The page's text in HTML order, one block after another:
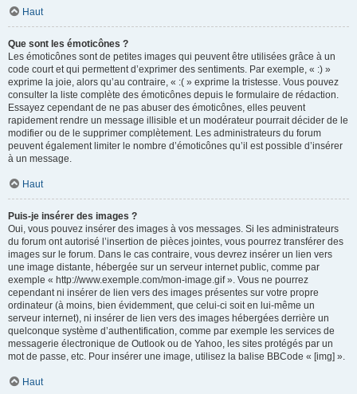
Haut
Que sont les émoticônes ?
Les émoticônes sont de petites images qui peuvent être utilisées grâce à un
code court et qui permettent d’exprimer des sentiments. Par exemple, « :) »
exprime la joie, alors qu’au contraire, « :( » exprime la tristesse. Vous pouvez
consulter la liste complète des émoticônes depuis le formulaire de rédaction.
Essayez cependant de ne pas abuser des émoticônes, elles peuvent
rapidement rendre un message illisible et un modérateur pourrait décider de le
modifier ou de le supprimer complètement. Les administrateurs du forum
peuvent également limiter le nombre d’émoticônes qu’il est possible d’insérer
à un message.
Haut
Puis-je insérer des images ?
Oui, vous pouvez insérer des images à vos messages. Si les administrateurs
du forum ont autorisé l’insertion de pièces jointes, vous pourrez transférer des
images sur le forum. Dans le cas contraire, vous devrez insérer un lien vers
une image distante, hébergée sur un serveur internet public, comme par
exemple « http://www.exemple.com/mon-image.gif ». Vous ne pourrez
cependant ni insérer de lien vers des images présentes sur votre propre
ordinateur (à moins, bien évidemment, que celui-ci soit en lui-même un
serveur internet), ni insérer de lien vers des images hébergées derrière un
quelconque système d’authentification, comme par exemple les services de
messagerie électronique de Outlook ou de Yahoo, les sites protégés par un
mot de passe, etc. Pour insérer une image, utilisez la balise BBCode « [img] ».
Haut